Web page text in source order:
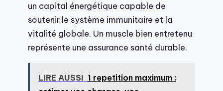
un capital énergétique capable de
soutenir le système immunitaire et la
vitalité globale. Un muscle bien entretenu
représente une assurance santé durable.
LIRE AUSSI 1 repetition maximum :